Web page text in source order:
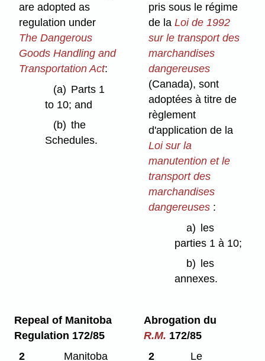
are adopted as
regulation under
The Dangerous
Goods Handling and
Transportation Act:
(a) Parts 1
to 10; and
(b) the
Schedules.
pris sous le régime
de laLoi de 1992
sur le transport des
marchandises
dangereuses
(Canada), sont
adoptées à titre de
règlement
d'application de la
Loi sur la
manutention et le
transport des
marchandises
dangereuses :
a) les
parties 1 à 10;
b)
les
annexes.
Repeal of Manitoba
Regulation 172/85
2
Manitoba
Abrogation du
R.M. 172/85
2
Le